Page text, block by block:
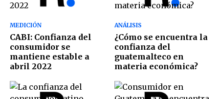
MEDICIÓN
CABI: Confianza del
consumidor se
mantiene estable a
abril 2022
ANÁLISIS
¿Cómo se encuentra la
confianza del
guatemalteco en
materia económica?